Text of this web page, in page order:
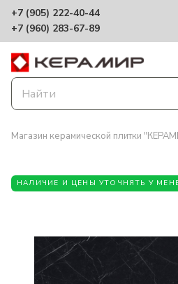
+7 (905) 222-40-44
+7 (960) 283-67-89
Магазин керамической плитки
НАЛИЧИЕ И ЦЕНЫ УТОЧНЯТЬ У